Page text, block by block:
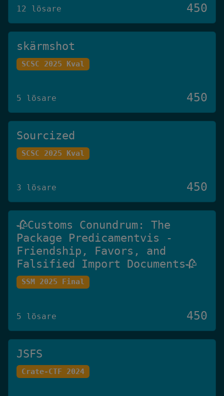
12 lösare 450
skärmshot
SCSC 2025 Kval
5 lösare 450
Sourcized
SCSC 2025 Kval
3 lösare 450
🥀Customs Conundrum: The
Package Predicamentvis -
Friendship, Favors, and
Falsified Import Documents🥀
SSM 2025 Final
5 lösare 450
JSFS
Crate-CTF 2024